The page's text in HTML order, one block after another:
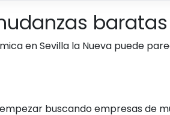
en Sevilla la Nueva puede
buscando empresas de